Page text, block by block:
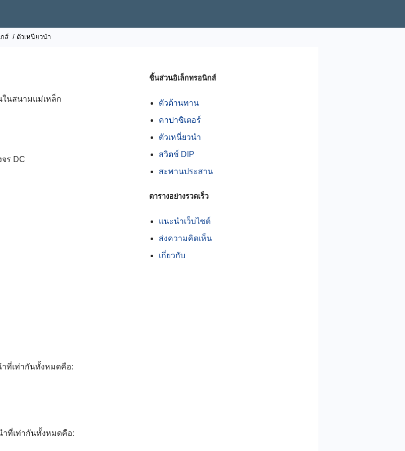
ส์ / ตัวเหนี่ยวนำ
ในสนามแม่เหล็ก
ร DC
ที่เท่ากันทั้งหมดคือ:
ำที่เท่ากันทั้งหมดคือ:
ชิ้นส่วนอิเล็กทรอนิกส์
ตัวต้านทาน
คาปาซิเตอร์
ตัวเหนี่ยวนำ
สวิตช์ DIP
สะพานประสาน
ตารางอย่างรวดเร็ว
แนะนำเว็บไซต์
ส่งความคิดเห็น
เกี่ยวกับ